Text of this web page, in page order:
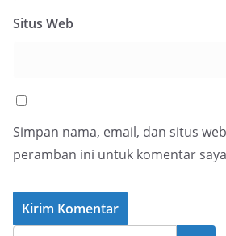
Situs Web
Simpan nama, email, dan situs
peramban ini untuk komentar